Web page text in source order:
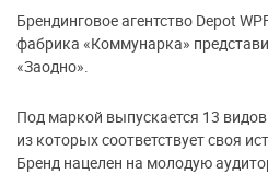
Брендинговое агентство Depot
фабрика «Коммунарка»
«Заодно».
Под маркой выпускается 13
из которых соответствует своя
Бренд нацелен на молодую